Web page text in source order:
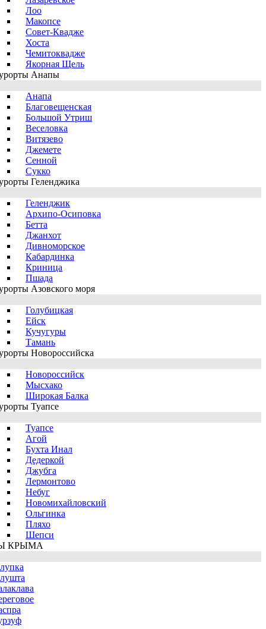
Лоо
Макопсе
Совет-Квадже
Хоста
Чемитоквадже
Якорная Щель
Анапы
Анапа
Благовещенская
Большой Утриш
Веселовка
Витязево
Джемете
Сенной
Сукко
Геленджика
Геленджик
Архипо-Осиповка
Бетта
Джанхот
Дивноморское
Кабардинка
Криница
Пшада
Азовского моря
Голубицкая
Ейск
Кучугуры
Тамань
Новороссийска
Новороссийск
Мысхако
Широкая Балка
Туапсе
Туапсе
Агой
Бухта Инал
Дедеркой
Джубга
Лермонтово
Небуг
Новомихайловский
Ольгинка
Пляхо
Шепси
КРЫМА